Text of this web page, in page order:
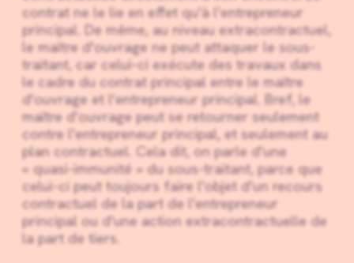
contrat ne le lie en effet qu'à l'entrepreneur
principal. De même, au niveau extracontractuel,
le maître d'ouvrage ne peut attaquer le sous-
traitant, car celui-ci exécute des travaux dans
le cadre du contrat principal entre le maître
d'ouvrage et l'entrepreneur principal. Bref, le
maître d'ouvrage peut se retourner seulement
contre l'entrepreneur principal, et seulement au
plan contractuel. Cela dit, on parle d'une
« quasi-immunité » du sous-traitant, parce que
celui-ci peut toujours faire l'objet d'un recours
contractuel de la part de l'entrepreneur
principal ou d'une action extracontractuelle de
la part de tiers.